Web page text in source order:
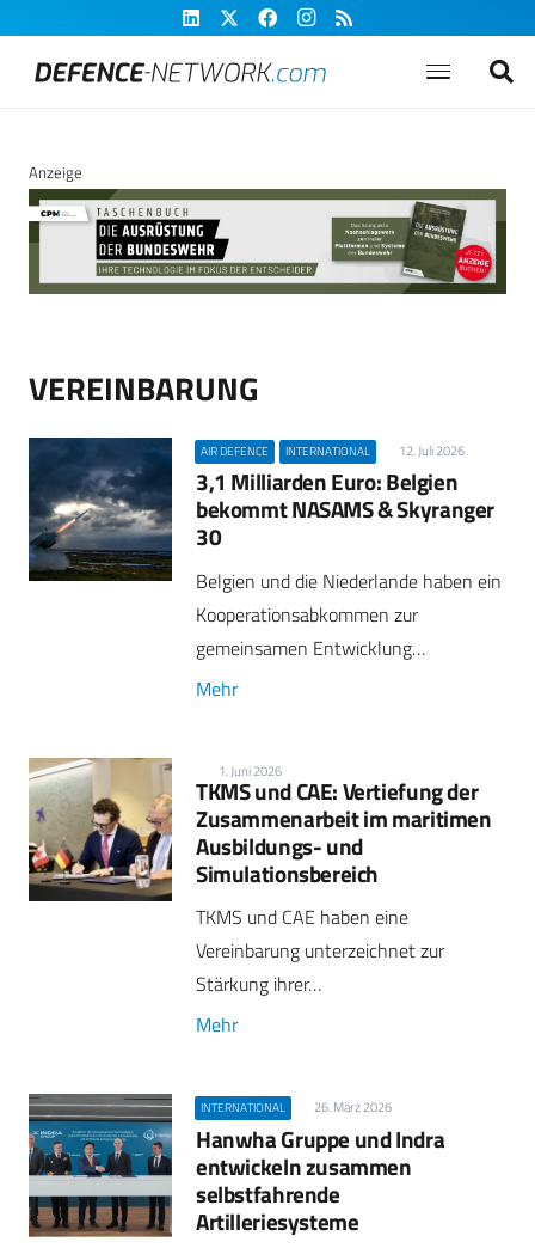
Anzeige
VEREINBARUNG
AIR DEFENCE INTERNATIONAL 12. Juli 2026
3,1 Milliarden Euro: Belgien
bekommt NASAMS & Skyranger
30
Belgien und die Niederlande haben ein
Kooperationsabkommen zur
gemeinsamen Entwicklung…
Mehr
1. Juni 2026
TKMS und CAE: Vertiefung der
Zusammenarbeit im maritimen
Ausbildungs- und
Simulationsbereich
TKMS und CAE haben eine
Vereinbarung unterzeichnet zur
Stärkung ihrer…
Mehr
INTERNATIONAL 26. März 2026
Hanwha Gruppe und Indra
entwickeln zusammen
selbstfahrende
Artilleriesysteme